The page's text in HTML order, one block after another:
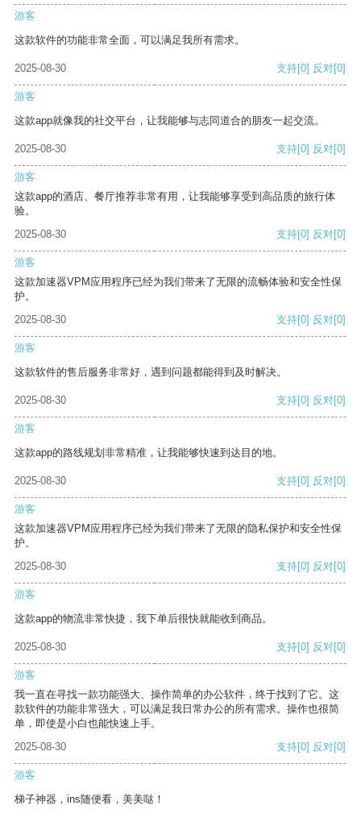
游客
这款软件的功能非常全面，可以满足我所有需求。
2025-08-30 支持[0] 反对[0]
游客
这款app就像我的社交平台，让我能够与志同道合的朋友一起交流。
2025-08-30 支持[0] 反对[0]
游客
这款app的酒店、餐厅推荐非常有用，让我能够享受到高品质的旅行体
验。
2025-08-30
支持[0] 反对[0]
游客
这款加速器VPM应用程序已经为我们带来了无限的流畅体验和安全性保
护。
2025-08-30
支持[0] 反对[0]
游客
这款软件的售后服务非常好，遇到问题都能得到及时解决。
2025-08-30 支持[0] 反对[0]
游客
这款app的路线规划非常精准，让我能够快速到达目的地。
2025-08-30 支持[0] 反对[0]
游客
这款加速器VPM应用程序已经为我们带来了无限的隐私保护和安全性保
护。
2025-08-30
支持[0] 反对[0]
游客
这款app的物流非常快捷，我下单后很快就能收到商品。
2025-08-30 支持[0] 反对[0]
游客
我一直在寻找一款功能强大、操作简单的办公软件，终于找到了它。这
款软件的功能非常强大，可以满足我日常办公的所有需求。操作也很简
单，即使是小白也能快速上手。
2025-08-30
支持[0] 反对[0]
游客
梯子神器，ins随便看，美美哒！